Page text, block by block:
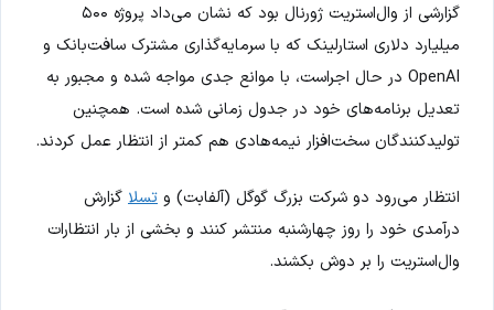
گزارشی از وال‌استریت ژورنال بود که نشان می‌داد پروژه ۵۰۰
میلیارد دلاری استارلینک که با سرمایه‌گذاری مشترک سافت‌بانک و
OpenAI در حال اجراست، با موانع جدی مواجه شده و مجبور به
تعدیل برنامه‌های خود در جدول زمانی شده است. همچنین
تولیدکنندگان سخت‌افزار نیمه‌هادی هم کمتر از انتظار عمل کردند.
انتظار می‌رود دو شرکت بزرگ گوگل (آلفابت) و تسلا گزارش
درآمدی خود را روز چهارشنبه منتشر کنند و بخشی از بار انتظارات
وال‌استریت را بر دوش بکشند.